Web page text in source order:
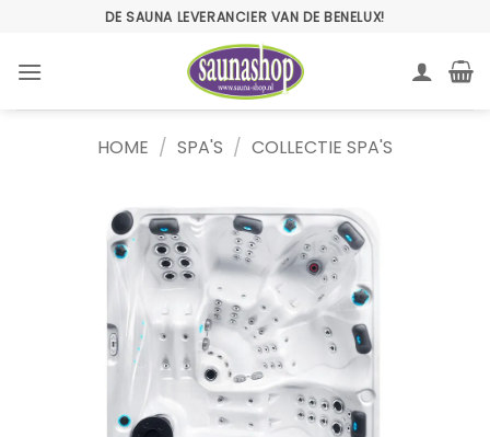
inhoud
DE SAUNA LEVERANCIER VAN DE BENELUX!
HOME / SPA'S / COLLECTIE SPA'S